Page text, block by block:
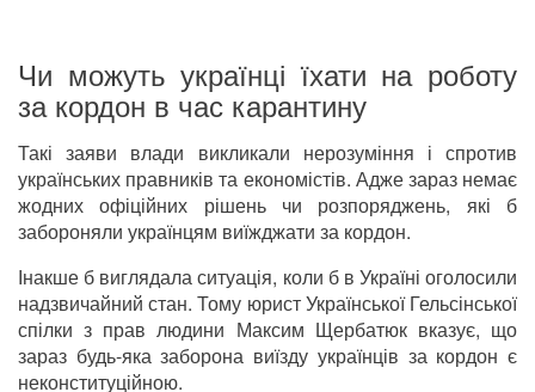
Чи можуть українці їхати на роботу
за кордон в час карантину
Такі заяви влади викликали нерозуміння і спротив
українських правників та економістів. Адже зараз немає
жодних офіційних рішень чи розпоряджень, які б
забороняли українцям виїжджати за кордон.
Інакше б виглядала ситуація, коли б в Україні оголосили
надзвичайний стан. Тому юрист Української Гельсінської
спілки з прав людини Максим Щербатюк вказує, що
зараз будь-яка заборона виїзду українців за кордон є
неконституційною.